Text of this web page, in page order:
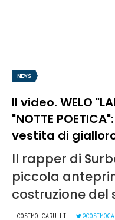
NEWS
Il video. WELO
"NOTTE
vestita di
Il rapper di
piccola
costruzione del
COSIMO CARULLI